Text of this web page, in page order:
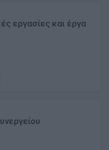
εργασίες και έργα